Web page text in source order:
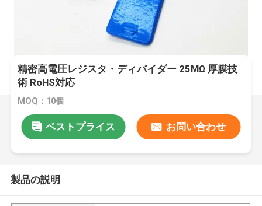
精密高電圧レジスタ・ディバイダー 25MΩ 厚膜技
術 RoHS対応
MOQ：10個
ベストプライス お問い合わせ
製品の説明